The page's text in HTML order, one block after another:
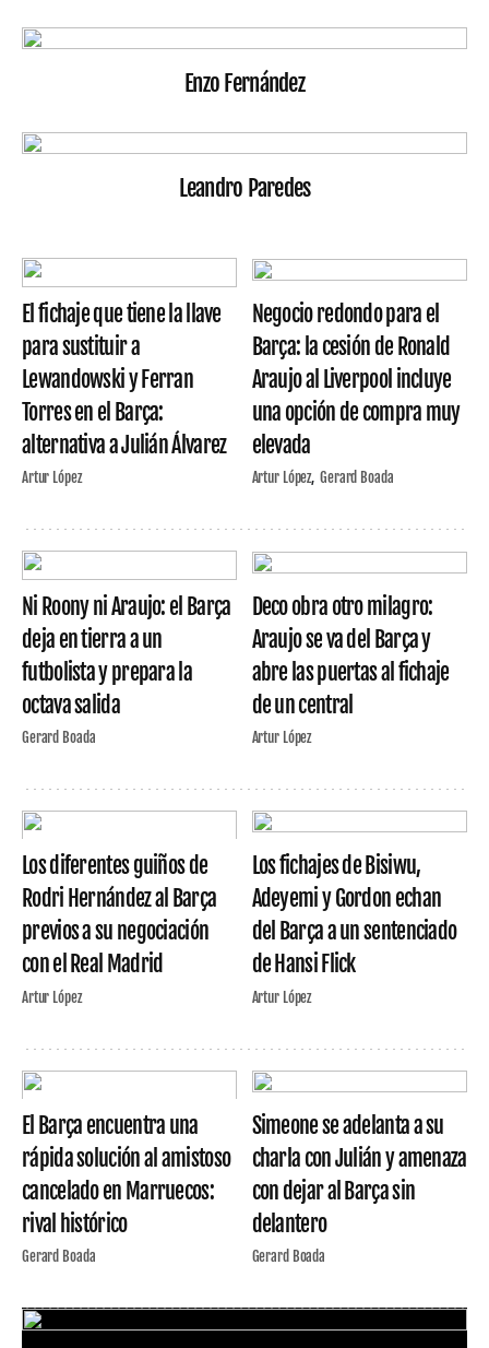
Enzo Fernández
Leandro Paredes
El fichaje que tiene la llave
para sustituir a
Lewandowski y Ferran
Torres en el Barça:
alternativa a Julián Álvarez
Artur López
Negocio redondo para el
Barça: la cesión de Ronald
Araujo al Liverpool incluye
una opción de compra muy
elevada
Artur López Gerard Boada
Ni Roony ni Araujo: el Barça
deja en tierra a un
futbolista y prepara la
octava salida
Gerard Boada
Deco obra otro milagro:
Araujo se va del Barça y
abre las puertas al fichaje
de un central
Artur López
Los diferentes guiños de
Rodri Hernández al Barça
previos a su negociación
con el Real Madrid
Artur López
Los fichajes de Bisiwu,
Adeyemi y Gordon echan
del Barça a un sentenciado
de Hansi Flick
Artur López
El Barça encuentra una
rápida solución al amistoso
cancelado en Marruecos:
rival histórico
Gerard Boada
Simeone se adelanta a su
charla con Julián y amenaza
con dejar al Barça sin
delantero
Gerard Boada